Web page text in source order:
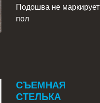
Подошва не маркирует
пол
СЪЕМНАЯ
СТЕЛЬКА